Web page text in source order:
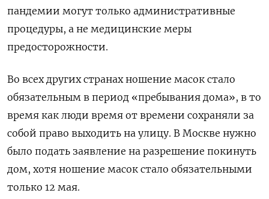
пандемии могут только административные
процедуры, а не медицинские меры
предосторожности.
Во всех других странах ношение масок стало
обязательным в период «пребывания дома», в то
время как люди время от времени сохраняли за
собой право выходить на улицу. В Москве нужно
было подать заявление на разрешение покинуть
дом, хотя ношение масок стало обязательными
только 12 мая.